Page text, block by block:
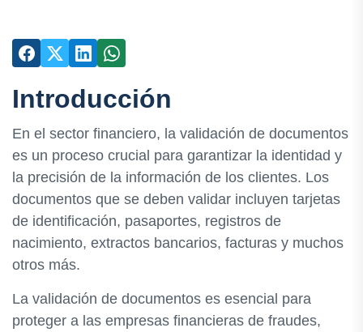
Introducción
En el sector financiero, la validación de documentos
es un proceso crucial para garantizar la identidad y
la precisión de la información de los clientes. Los
documentos que se deben validar incluyen tarjetas
de identificación, pasaportes, registros de
nacimiento, extractos bancarios, facturas y muchos
otros más.
La validación de documentos es esencial para
proteger a las empresas financieras de fraudes,